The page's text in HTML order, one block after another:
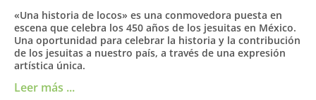
«Una historia de locos» es una conmovedora puesta en
escena que celebra los 450 años de los jesuitas en México.
Una oportunidad para celebrar la historia y la contribución
de los jesuitas a nuestro país, a través de una expresión
artística única.
Leer más ...